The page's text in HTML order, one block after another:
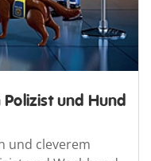
und Hund
und cleverem